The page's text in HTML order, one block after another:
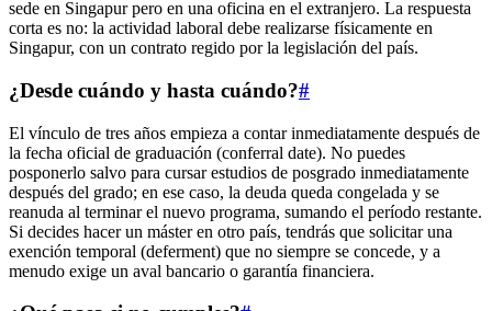
sede en Singapur pero en una oficina en el extranjero. La respuesta
corta es no: la actividad laboral debe realizarse físicamente en
Singapur, con un contrato regido por la legislación del país.
¿Desde cuándo y hasta cuándo?#
El vínculo de tres años empieza a contar inmediatamente después de
la fecha oficial de graduación (conferral date). No puedes
posponerlo salvo para cursar estudios de posgrado inmediatamente
después del grado; en ese caso, la deuda queda congelada y se
reanuda al terminar el nuevo programa, sumando el período restante.
Si decides hacer un máster en otro país, tendrás que solicitar una
exención temporal (deferment) que no siempre se concede, y a
menudo exige un aval bancario o garantía financiera.